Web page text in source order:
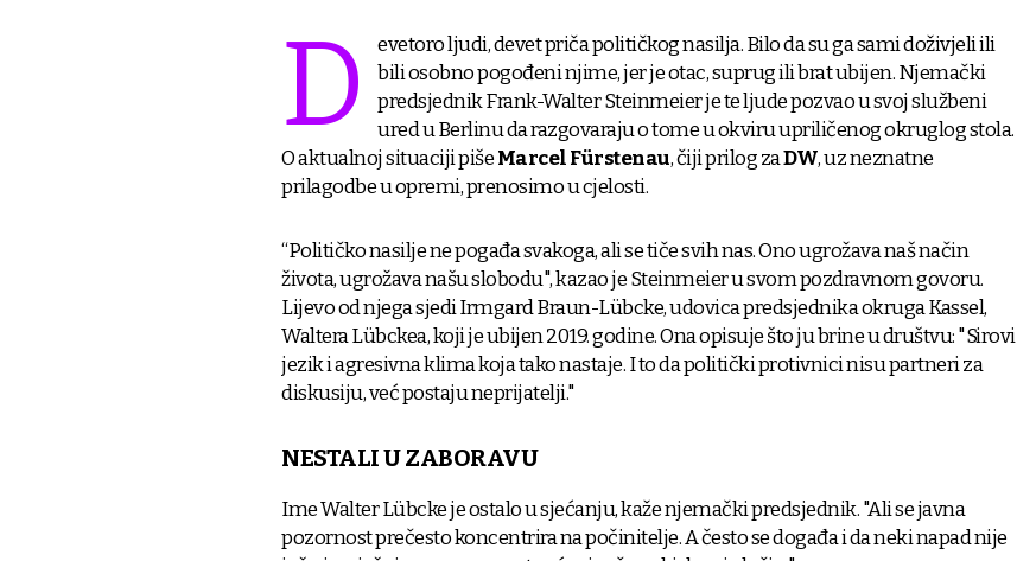
D
evetoro ljudi, devet priča političkog nasilja. Bilo da su ga sami doživjeli ili
bili osobno pogođeni njime, jer je otac, suprug ili brat ubijen. Njemački
predsjednik Frank-Walter Steinmeier je te ljude pozvao u svoj službeni
ured u Berlinu da razgovaraju o tome u okviru upriličenog okruglog stola.
O aktualnoj situaciji pišeMarcel Fürstenau, čiji prilog zaDW, uz neznatne
prilagodbe u opremi, prenosimo u cjelosti.
“Političko nasilje ne pogađa svakoga, ali se tiče svih nas. Ono ugrožava naš način
života, ugrožava našu slobodu", kazao je Steinmeier u svom pozdravnom govoru.
Lijevo od njega sjedi Irmgard Braun-Lübcke, udovica predsjednika okruga Kassel,
Waltera Lübckea, koji je ubijen 2019. godine. Ona opisuje što ju brine u društvu: "Sirovi
jezik i agresivna klima koja tako nastaje. I to da politički protivnici nisu partneri za
diskusiju, već postaju neprijatelji."
NESTALI U ZABORAVU
Ime Walter Lübcke je ostalo u sjećanju, kaže njemački predsjednik. "Ali se javna
pozornost prečesto koncentrira na počinitelje. A često se događa i da neki napad nije